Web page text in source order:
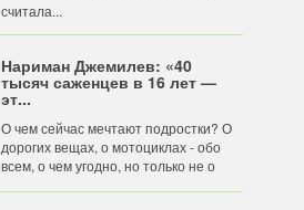
считала...
Нариман Джемилев: «40
тысяч саженцев в 16 лет —
эт...
О чем сейчас мечтают подростки? О
дорогих вещах, о мотоциклах - обо
всем, о чем угодно, но только не о